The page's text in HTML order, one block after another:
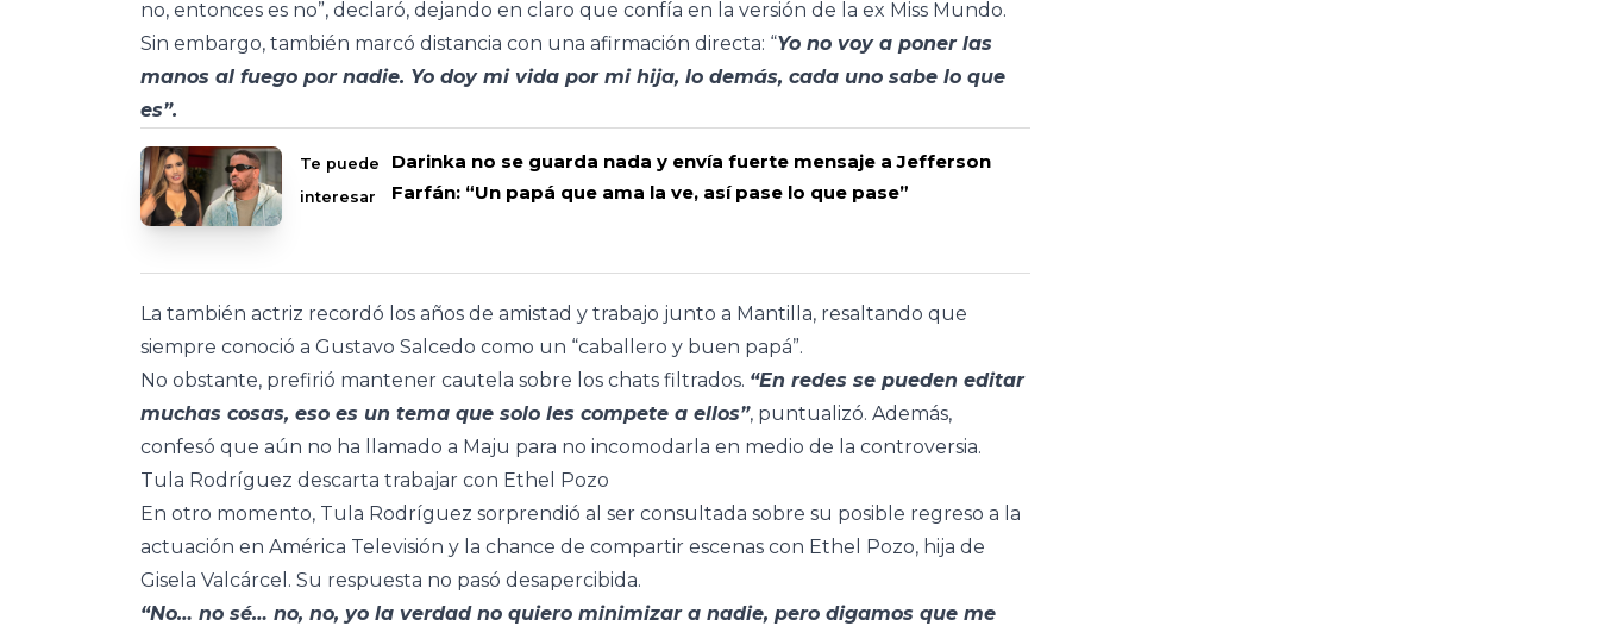
no, entonces es no”, declaró, dejando en claro que confía en la versión de la ex Miss Mundo.
Sin embargo, también marcó distancia con una afirmación directa: “Yo no voy a poner las
manos al fuego por nadie. Yo doy mi vida por mi hija, lo demás, cada uno sabe lo que
es”.
Te puede
interesar
Darinka no se guarda nada y envía fuerte mensaje a Jefferson
Farfán: “Un papá que ama la ve, así pase lo que pase”
La también actriz recordó los años de amistad y trabajo junto a Mantilla, resaltando que
siempre conoció a Gustavo Salcedo como un “caballero y buen papá”.
No obstante, prefirió mantener cautela sobre los chats filtrados. “En redes se pueden editar
muchas cosas, eso es un tema que solo les compete a ellos”, puntualizó. Además,
confesó que aún no ha llamado a Maju para no incomodarla en medio de la controversia.
Tula Rodríguez descarta trabajar con Ethel Pozo
En otro momento, Tula Rodríguez sorprendió al ser consultada sobre su posible regreso a la
actuación en América Televisión y la chance de compartir escenas con Ethel Pozo, hija de
Gisela Valcárcel. Su respuesta no pasó desapercibida.
“No… no sé… no, no, yo la verdad no quiero minimizar a nadie, pero digamos que me